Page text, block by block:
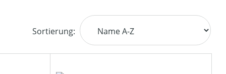
Sortierung: